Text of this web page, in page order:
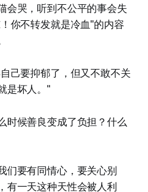
会哭，听到不公平的事会失
你不转发就是冷血"的内容
己要抑郁了，但又不敢不关
是坏人。"
时候善良变成了负担？什么
们要有同情心，要关心别
有一天这种天性会被人利